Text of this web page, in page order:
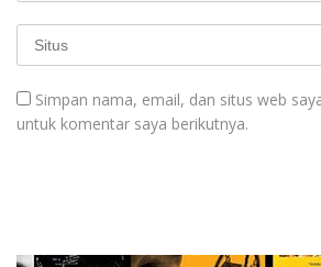
Simpan nama, email, dan situs web
untuk komentar saya berikutnya.